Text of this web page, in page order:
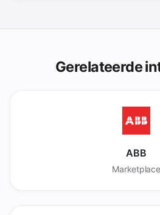
Gerelateerde
ABB
Marketplace